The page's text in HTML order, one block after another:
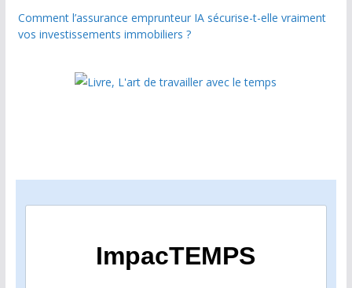
Comment l’assurance emprunteur IA sécurise-t-elle vraiment
vos investissements immobiliers ?
ImpacTEMPS